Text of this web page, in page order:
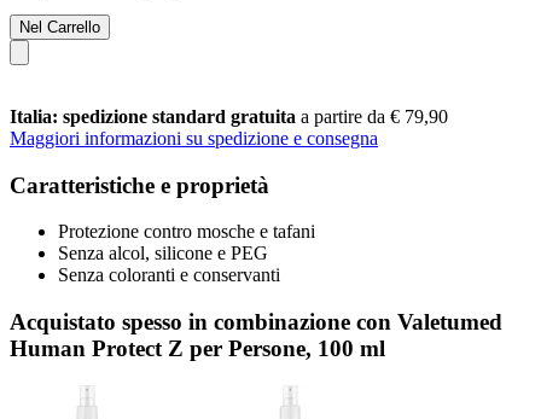
Nel Carrello
Italia: spedizione standard gratuita a partire da € 79,90
Maggiori informazioni su spedizione e consegna
Caratteristiche e proprietà
Protezione contro mosche e tafani
Senza alcol, silicone e PEG
Senza coloranti e conservanti
Acquistato spesso in combinazione con Valetumed
Human Protect Z per Persone, 100 ml